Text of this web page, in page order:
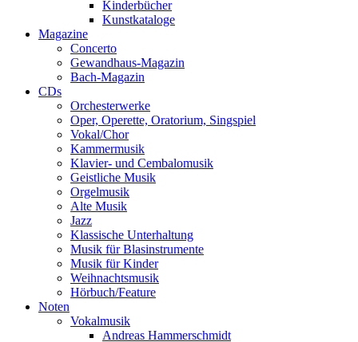
Kinderbücher
Kunstkataloge
Magazine
Concerto
Gewandhaus-Magazin
Bach-Magazin
CDs
Orchesterwerke
Oper, Operette, Oratorium, Singspiel
Vokal/Chor
Kammermusik
Klavier- und Cembalomusik
Geistliche Musik
Orgelmusik
Alte Musik
Jazz
Klassische Unterhaltung
Musik für Blasinstrumente
Musik für Kinder
Weihnachtsmusik
Hörbuch/Feature
Noten
Vokalmusik
Andreas Hammerschmidt